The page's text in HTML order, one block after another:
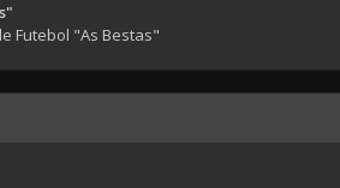
Futebol "As Bestas"